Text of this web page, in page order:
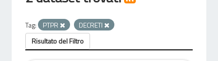
Tag: PTPR
DECRETI
Risultato del Filtro